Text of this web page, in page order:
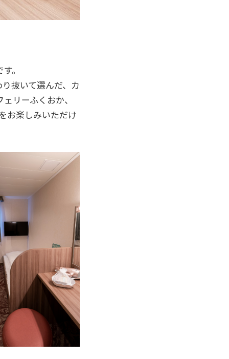
。
抜いて選んだ、カ
リーふくおか、
お楽しみいただけ